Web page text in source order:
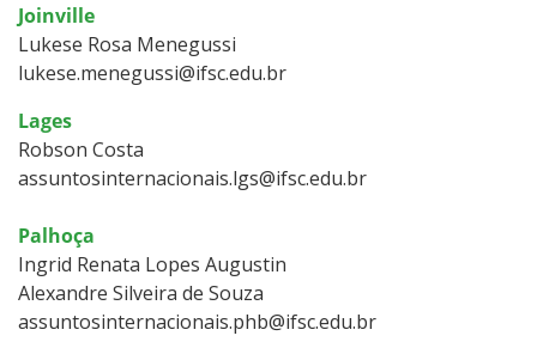
Joinville
Lukese Rosa Menegussi
lukese.menegussi@ifsc.edu.br
Lages
Robson Costa
assuntosinternacionais.lgs@ifsc.edu.br
Palhoça
Ingrid Renata Lopes Augustin
Alexandre Silveira de Souza
assuntosinternacionais.phb@ifsc.edu.br